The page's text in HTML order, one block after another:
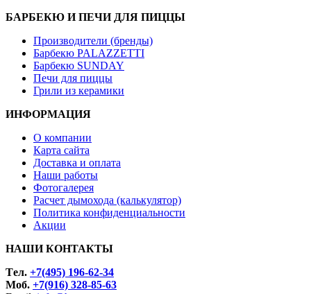
БАРБЕКЮ И ПЕЧИ ДЛЯ ПИЦЦЫ
Производители (бренды)
Барбекю PALAZZETTI
Барбекю SUNDAY
Печи для пиццы
Грили из керамики
ИНФОРМАЦИЯ
О компании
Карта сайта
Доставка и оплата
Наши работы
Фотогалерея
Расчет дымохода (калькулятор)
Политика конфиденциальности
Акции
НАШИ КОНТАКТЫ
Tел. +7(495) 196-62-34
Моб. +7(916) 328-85-63